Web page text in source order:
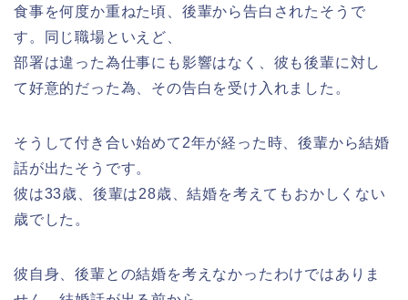
食事を何度か重ねた頃、後輩から告白されたそうで
す。同じ職場といえど、
部署は違った為仕事にも影響はなく、彼も後輩に対し
て好意的だった為、その告白を受け入れました。
そうして付き合い始めて2年が経った時、後輩から結婚
話が出たそうです。
彼は33歳、後輩は28歳、結婚を考えてもおかしくない
歳でした。
彼自身、後輩との結婚を考えなかったわけではありま